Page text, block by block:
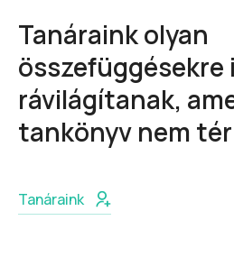
Tanáraink olyan
összefüggésekre
rávilágítanak,
tankönyv nem
Tanáraink